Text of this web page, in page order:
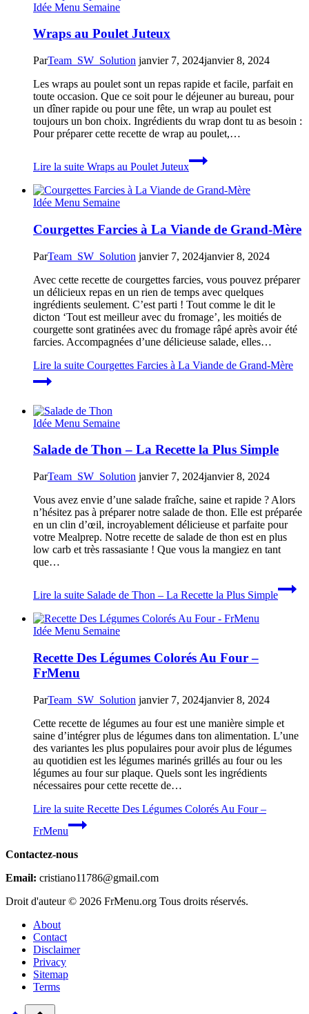
Idée Menu Semaine
Wraps au Poulet Juteux
ParTeam_SW_Solution janvier 7, 2024janvier 8, 2024
Les wraps au poulet sont un repas rapide et facile, parfait en
toute occasion. Que ce soit pour le déjeuner au bureau, pour
un dîner rapide ou pour une fête, un wrap au poulet est
toujours un bon choix. Ingrédients du wrap dont tu as besoin :
Pour préparer cette recette de wrap au poulet,…
Lire la suite Wraps au Poulet Juteux
Idée Menu Semaine
Courgettes Farcies à La Viande de Grand-Mère
ParTeam_SW_Solution janvier 7, 2024janvier 8, 2024
Avec cette recette de courgettes farcies, vous pouvez préparer
un délicieux repas en un rien de temps avec quelques
ingrédients seulement. C’est parti ! Tout comme le dit le
dicton ‘Tout est meilleur avec du fromage’, les moitiés de
courgette sont gratinées avec du fromage râpé après avoir été
farcies. Accompagnées d’une délicieuse salade, elles…
Lire la suite Courgettes Farcies à La Viande de Grand-Mère
Idée Menu Semaine
Salade de Thon – La Recette la Plus Simple
ParTeam_SW_Solution janvier 7, 2024janvier 8, 2024
Vous avez envie d’une salade fraîche, saine et rapide ? Alors
n’hésitez pas à préparer notre salade de thon. Elle est préparée
en un clin d’œil, incroyablement délicieuse et parfaite pour
votre Mealprep. Notre recette de salade de thon est en plus
low carb et très rassasiante ! Que vous la mangiez en tant
que…
Lire la suite Salade de Thon – La Recette la Plus Simple
Idée Menu Semaine
Recette Des Légumes Colorés Au Four –
FrMenu
ParTeam_SW_Solution janvier 7, 2024janvier 8, 2024
Cette recette de légumes au four est une manière simple et
saine d’intégrer plus de légumes dans ton alimentation. L’une
des variantes les plus populaires pour avoir plus de légumes
au quotidien est les légumes marinés grillés au four ou les
légumes au four sur plaque. Quels sont les ingrédients
nécessaires pour cette recette de…
Lire la suite Recette Des Légumes Colorés Au Four –
FrMenu
Contactez-nous
Email: cristiano11786@gmail.com
Droit d'auteur © 2026 FrMenu.org Tous droits réservés.
About
Contact
Disclaimer
Privacy
Sitemap
Terms